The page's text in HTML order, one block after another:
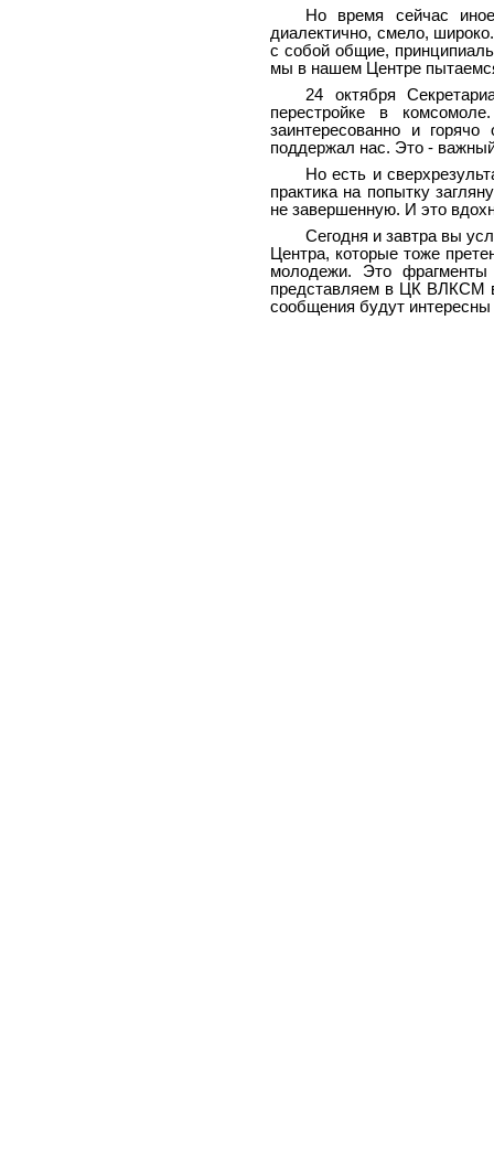
Но время сейчас
диалектично, смело,
с собой общие,
мы в нашем Центре
24 октября
перестройке в
заинтересованно и
поддержал нас. Это - важный
Но есть и
практика на попытку
не завершенную. И это
Сегодня и завтра вы
Центра, которые тоже
молодежи. Это фрагменты
представляем в ЦК ВЛКСМ в
сообщения будут